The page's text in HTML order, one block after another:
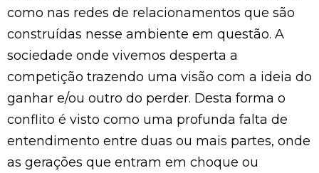
como nas redes de relacionamentos que são
construídas nesse ambiente em questão. A
sociedade onde vivemos desperta a
competição trazendo uma visão com a ideia do
ganhar e/ou outro do perder. Desta forma o
conflito é visto como uma profunda falta de
entendimento entre duas ou mais partes, onde
as gerações que entram em choque ou